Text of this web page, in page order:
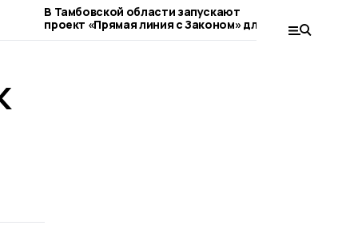
В Тамбовской области запускают
проект «Прямая линия с Законом» для
ветеранов СВО